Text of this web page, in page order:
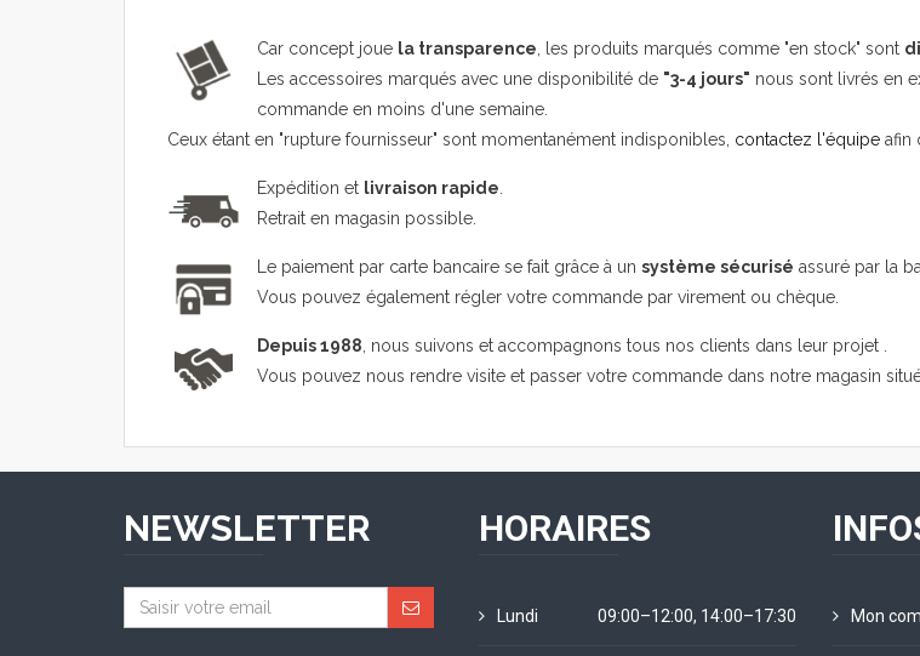
Car concept joue la transparence , les produits marqués comme "en stock" sont
Les accessoires marqués avec une disponibilité de "3-4 jours" nous sont livrés en
commande en moins d'une semaine.
Ceux étant en "rupture fournisseur" sont momentanément indisponibles, contactez l'équipe afin
Expédition et livraison rapide
Retrait en magasin possible.
Le paiement par carte bancaire se fait grâce à un système sécurisé assuré par la
Vous pouvez également régler votre commande par virement ou chèque.
Depuis 1988 , nous suivons et accompagnons tous nos clients dans leur projet .
Vous pouvez nous rendre visite et passer votre commande dans notre magasin
NEWSLETTER HORAIRES
Lundi 09:00–12:00, 14:00–17:30 Mon